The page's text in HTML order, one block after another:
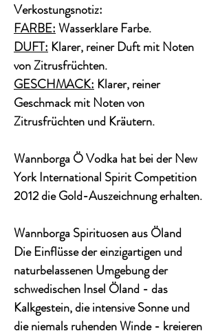
Verkostungsnotiz:
FARBE:Wasserklare Farbe.
DUFT:Klarer, reiner Duft mit Noten
von Zitrusfrüchten.
GESCHMACK:Klarer, reiner
Geschmack mit Noten von
Zitrusfrüchten und Kräutern.​
Wannborga Ö Vodka hat bei der New
York International Spirit Competition
2012 die Gold-Auszeichnung erhalten.
Wannborga Spirituosen aus Öland
Die Einflüsse der einzigartigen und
naturbelassenen Umgebung der
schwedischen Insel Öland - das
Kalkgestein, die intensive Sonne und
die niemals ruhenden Winde - kreieren